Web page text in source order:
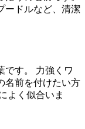
ードルなど、清潔
です。 力強くワ
名前を付けたい方
よく似合いま